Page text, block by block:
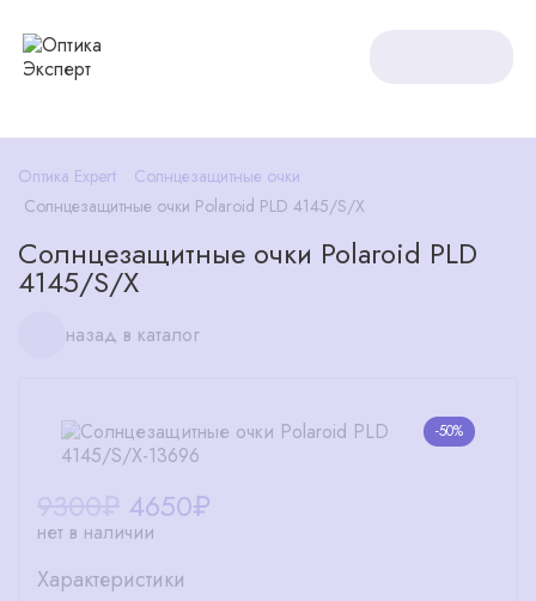
Оптика Expert
Солнцезащитные очки
Солнцезащитные очки Polaroid PLD 4145/S/X
Солнцезащитные очки Polaroid PLD
4145/S/X
назад в каталог
-50%
4650₽
нет в наличии
Характеристики